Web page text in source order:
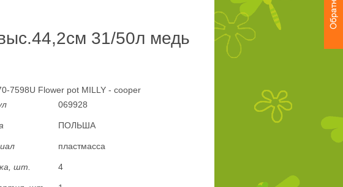
31/50л медь
7598U Flower pot MILLY - cooper
069928
ПОЛЬША
пластмасса
шт. 4